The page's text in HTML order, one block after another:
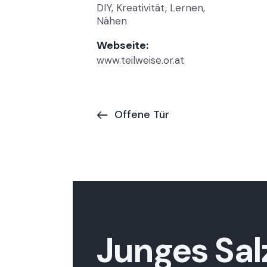
DIY, Kreativität, Lernen,
Nähen
Webseite:
www.teilweise.or.at
Offene Tür
Junges